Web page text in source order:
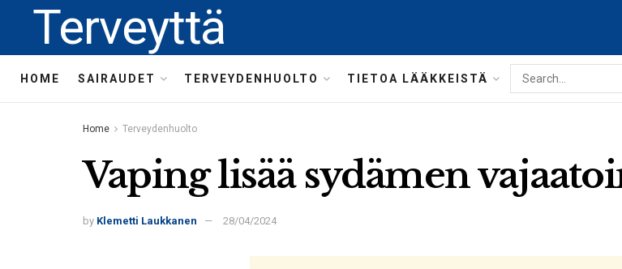
Terveyttä
HOME SAIRAUDET TERVEYDENHUOLTO TIETOA LÄÄKKEISTÄ
Home Terveydenhuolto
Vaping lisää sydämen
by Klemetti Laukkanen 28/04/2024